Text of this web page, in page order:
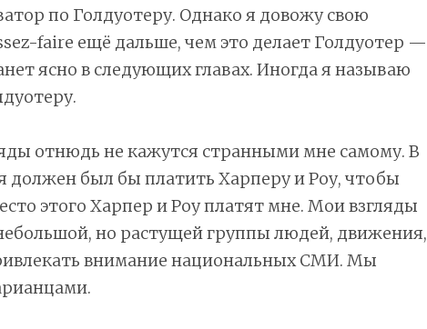
по Голдуотеру. Однако я довожу свою
faire ещё дальше, чем это делает Голдуотер —
ясно в следующих главах. Иногда я называю
отнюдь не кажутся странными мне самому. В
должен был бы платить Харперу и Роу, чтобы
этого Харпер и Роу платят мне. Мои взгляды
но растущей группы людей, движения,
внимание национальных СМИ. Мы